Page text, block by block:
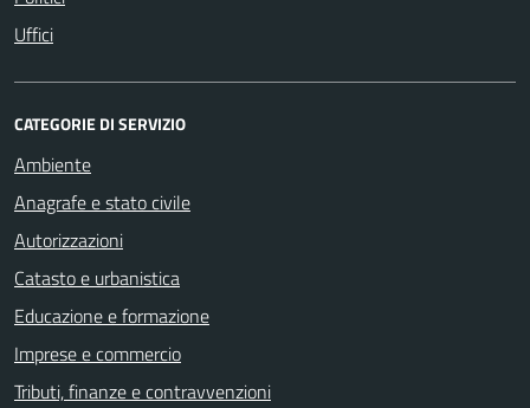
Uffici
CATEGORIE DI SERVIZIO
Ambiente
Anagrafe e stato civile
Autorizzazioni
Catasto e urbanistica
Educazione e formazione
Imprese e commercio
Tributi, finanze e contravvenzioni